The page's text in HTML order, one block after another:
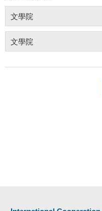
文學院
文學院